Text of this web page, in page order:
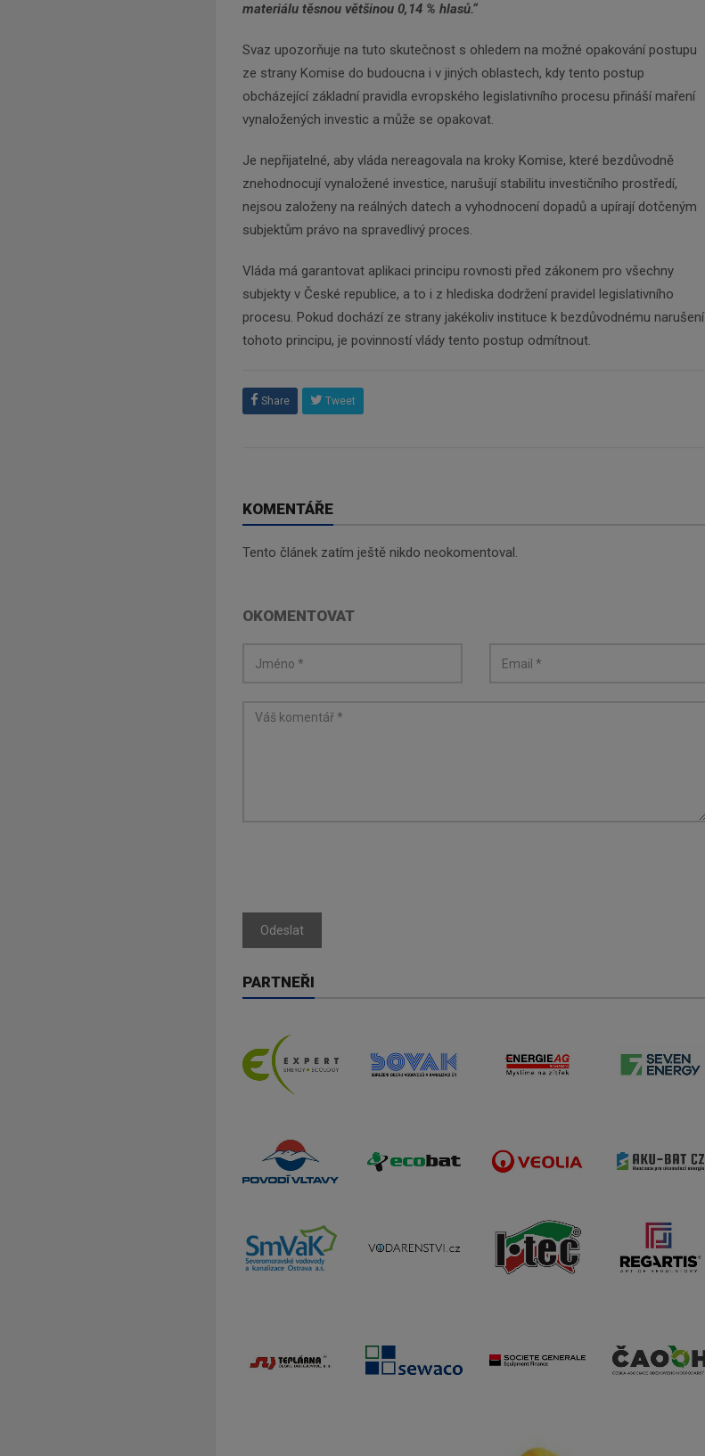
materiálu těsnou většinou 0,14 % hlasů.“
Svaz upozorňuje na tuto skutečnost s ohledem na možné opakování postupu
ze strany Komise do budoucna i v jiných oblastech, kdy tento postup
obcházející základní pravidla evropského legislativního procesu přináší maření
vynaložených investic a může se opakovat.
Je nepřijatelné, aby vláda nereagovala na kroky Komise, které bezdůvodně
znehodnocují vynaložené investice, narušují stabilitu investičního prostředí,
nejsou založeny na reálných datech a vyhodnocení dopadů a upírají dotčeným
subjektům právo na spravedlivý proces.
Vláda má garantovat aplikaci principu rovnosti před zákonem pro všechny
subjekty v České republice, a to i z hlediska dodržení pravidel legislativního
procesu. Pokud dochází ze strany jakékoliv instituce k bezdůvodnému narušení
tohoto principu, je povinností vlády tento postup odmítnout.
Share Tweet
KOMENTÁŘE
Tento článek zatím ještě nikdo neokomentoval.
OKOMENTOVAT
Odeslat
PARTNEŘI